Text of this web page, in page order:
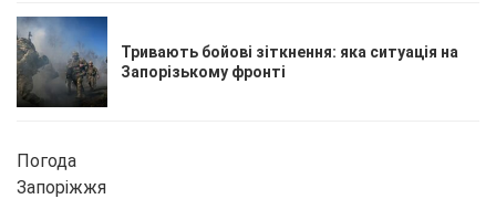
Тривають бойові зіткнення: яка ситуація на
Запорізькому фронті
Погода
Запоріжжя